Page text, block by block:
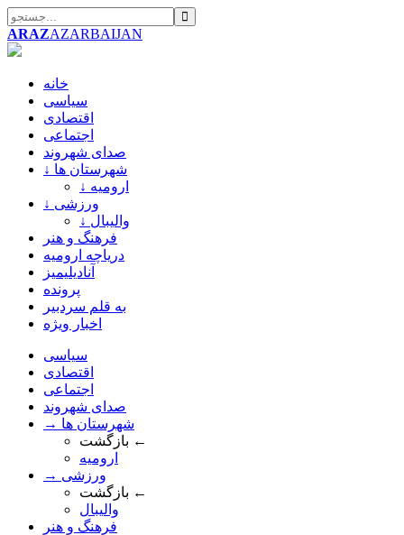
ARAZAZARBAIJAN
خانه
سیاسی
اقتصادی
اجتماعی
صدای شهروند
↓ شهرستان ها
↓ ارومیه
↓ ورزشی
↓ والیبال
فرهنگ و هنر
دریاچه ارومیه
آنادیلیمیز
پرونده
به قلم سردبیر
اخبار ویژه
سیاسی
اقتصادی
اجتماعی
صدای شهروند
→ شهرستان ها
بازگشت ←
ارومیه
→ ورزشی
بازگشت ←
والیبال
فرهنگ و هنر